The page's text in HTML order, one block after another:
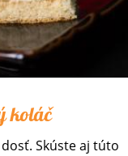
koláč
Skúste aj túto